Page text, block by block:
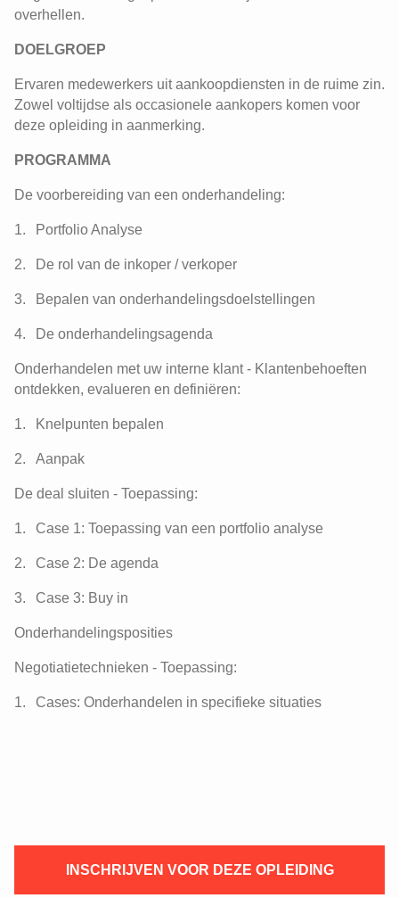
overhellen.
DOELGROEP
Ervaren medewerkers uit aankoopdiensten in de ruime zin.
Zowel voltijdse als occasionele aankopers komen voor
deze opleiding in aanmerking.
PROGRAMMA
De voorbereiding van een onderhandeling:
Portfolio Analyse
De rol van de inkoper / verkoper
Bepalen van onderhandelingsdoelstellingen
De onderhandelingsagenda
Onderhandelen met uw interne klant - Klantenbehoeften
ontdekken, evalueren en definiëren:
Knelpunten bepalen
Aanpak
De deal sluiten - Toepassing:
Case 1: Toepassing van een portfolio analyse
Case 2: De agenda
Case 3: Buy in
Onderhandelingsposities
Negotiatietechnieken - Toepassing:
Cases: Onderhandelen in specifieke situaties
INSCHRIJVEN VOOR DEZE OPLEIDING